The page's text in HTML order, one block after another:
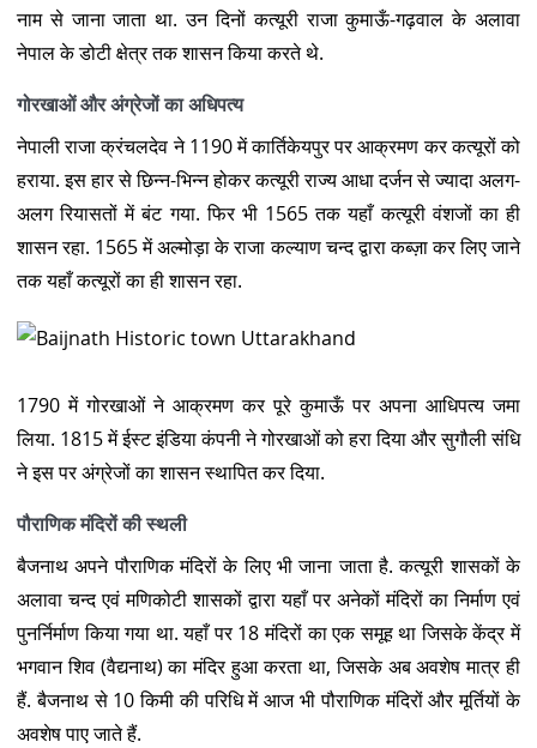
नाम से जाना जाता था. उन दिनों कत्यूरी राजा कुमाऊँ-गढ़वाल के अलावा
नेपाल के डोटी क्षेत्र तक शासन किया करते थे.
गोरखाओं और अंग्रेजों का अधिपत्य
नेपाली राजा क्रंचलदेव ने 1190 में कार्तिकेयपुर पर आक्रमण कर कत्यूरों को
हराया. इस हार से छिन्न-भिन्न होकर कत्यूरी राज्य आधा दर्जन से ज्यादा अलग-
अलग रियासतों में बंट गया. फिर भी 1565 तक यहाँ कत्यूरी वंशजों का ही
शासन रहा. 1565 में अल्मोड़ा के राजा कल्याण चन्द द्वारा कब्ज़ा कर लिए जाने
तक यहाँ कत्यूरों का ही शासन रहा.
1790 में गोरखाओं ने आक्रमण कर पूरे कुमाऊँ पर अपना आधिपत्य जमा
लिया. 1815 में ईस्ट इंडिया कंपनी ने गोरखाओं को हरा दिया और सुगौली संधि
ने इस पर अंग्रेजों का शासन स्थापित कर दिया.
पौराणिक मंदिरों की स्थली
बैजनाथ अपने पौराणिक मंदिरों के लिए भी जाना जाता है. कत्यूरी शासकों के
अलावा चन्द एवं मणिकोटी शासकों द्वारा यहाँ पर अनेकों मंदिरों का निर्माण एवं
पुनर्निर्माण किया गया था. यहाँ पर 18 मंदिरों का एक समूह था जिसके केंद्र में
भगवान शिव (वैद्यनाथ) का मंदिर हुआ करता था, जिसके अब अवशेष मात्र ही
हैं. बैजनाथ से 10 किमी की परिधि में आज भी पौराणिक मंदिरों और मूर्तियों के
अवशेष पाए जाते हैं.